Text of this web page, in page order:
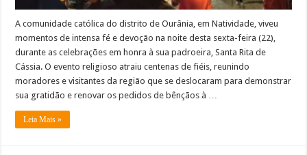
A comunidade católica do distrito de Ourânia, em Natividade, viveu
momentos de intensa fé e devoção na noite desta sexta-feira (22),
durante as celebrações em honra à sua padroeira, Santa Rita de
Cássia. O evento religioso atraiu centenas de fiéis, reunindo
moradores e visitantes da região que se deslocaram para demonstrar
sua gratidão e renovar os pedidos de bênçãos à …
Leia Mais »